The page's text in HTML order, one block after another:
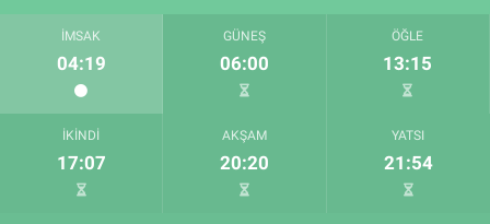
İMSAK
04:19
GÜNEŞ
06:00
ÖĞLE
13:15
İKINDI
17:07
AKŞAM
20:20
YATSI
21:54